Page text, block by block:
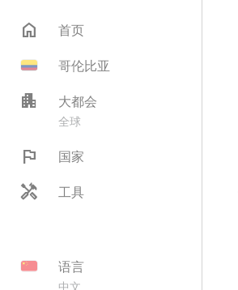
home
首页
哥伦比亚
apartment 大都会
全球
flag 国家
handyman 工具
语言
中文